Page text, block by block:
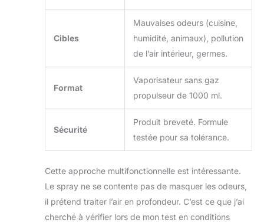
Cibles
Mauvaises odeurs (cuisine,
humidité, animaux), pollution
de l’air intérieur, germes.
Format
Vaporisateur sans gaz
propulseur de 1000 ml.
Sécurité
Produit breveté. Formule
testée pour sa tolérance.
Cette approche multifonctionnelle est intéressante.
Le spray ne se contente pas de masquer les odeurs,
il prétend traiter l’air en profondeur. C’est ce que j’ai
cherché à vérifier lors de mon test en conditions